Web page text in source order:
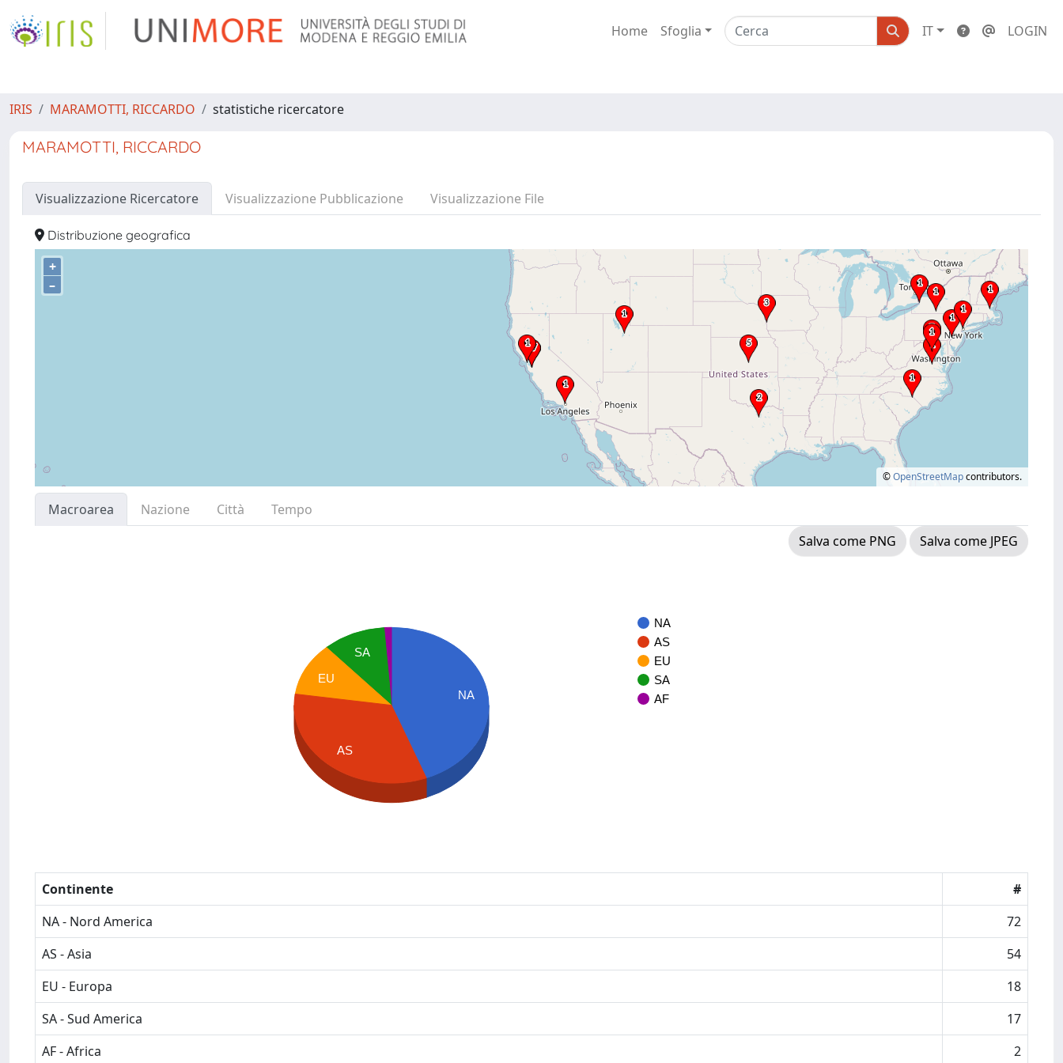
Home Sfoglia IT LOGIN
IRIS MARAMOTTI, RICCARDO statistiche ricercatore
MARAMOTTI, RICCARDO
Visualizzazione Ricercatore Visualizzazione Pubblicazione Visualizzazione File
Distribuzione geografica
+
–
©OpenStreetMapcontributors.
Macroarea Nazione Città
Tempo
Salva come PNG
Salva come JPEG
NA
AS
EU
SA
AF
NA
SA
EU
AS
Continente
#
NA - Nord America
72
AS - Asia
54
EU - Europa
18
SA - Sud America
17
AF - Africa
2